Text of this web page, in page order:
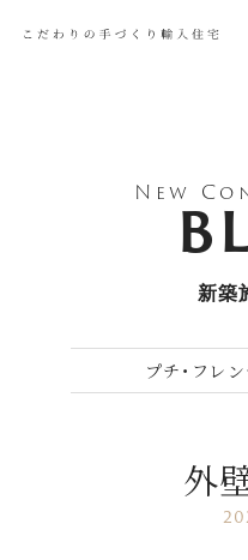
New
新築
プチ・フレ
外